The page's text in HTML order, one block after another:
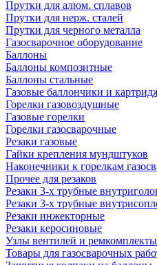
Прутки для алюм. сплавов
Прутки для нерж. сталей
Прутки для черного металла
Газосварочное оборудование
Баллоны
Баллоны композитные
Баллоны стальные
Газовые баллончики и
Горелки газовоздушные
Газовые горелки
Горелки газосварочные
Резаки газовые
Гайки крепления мундштуков
Наконечники к горелкам
Прочее для резаков
Резаки 3-х трубные
Резаки 3-х трубные
Резаки инжекторные
Резаки керосиновые
Узлы вентилей и ремкомплекты
Товары для газосварочных